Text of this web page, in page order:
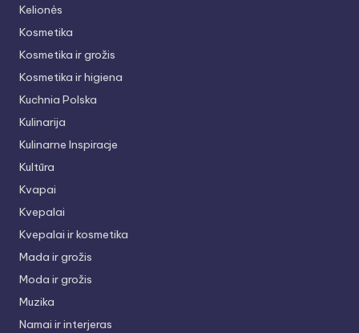
Kelionės
Kosmetika
Kosmetika ir grožis
Kosmetika ir higiena
Kuchnia Polska
Kulinarija
Kulinarne Inspiracje
Kultūra
Kvapai
Kvepalai
Kvepalai ir kosmetika
Mada ir grožis
Moda ir grožis
Muzika
Namai ir interjeras